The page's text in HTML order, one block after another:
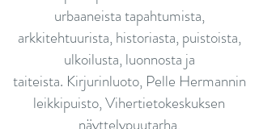
urbaaneista tapahtumista,
arkkitehtuurista, historiasta, puistoista,
ulkoilusta, luonnosta ja
taiteista. Kirjurinluoto, Pelle Hermannin
leikkipuisto,Vihertietokeskuksen
näyttelypuutarha,